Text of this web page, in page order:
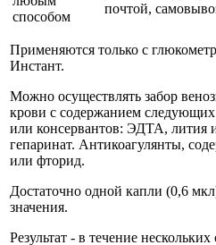
способом
почтой,
Применяются только с
Инстант.
Можно осуществлять забор
крови с содержанием следующих
или консервантов: ЭДТА, лития
гепаринат. Антикоагулянты,
или фторид.
Достаточно одной капли (0,6
значения.
Результат - в течение нескольких